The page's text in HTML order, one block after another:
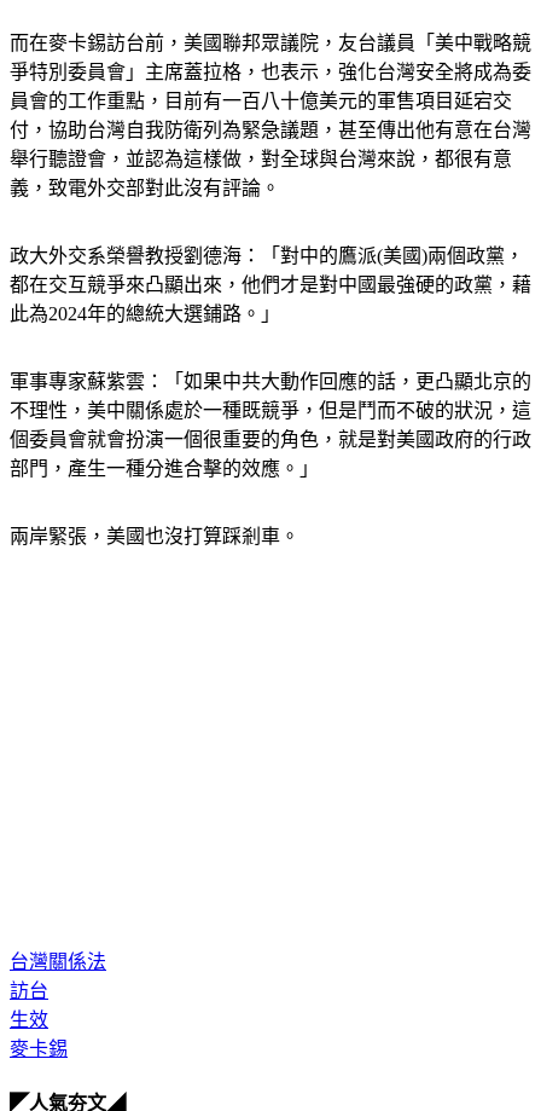
而在麥卡錫訪台前，美國聯邦眾議院，友台議員「美中戰略競
爭特別委員會」主席蓋拉格，也表示，強化台灣安全將成為委
員會的工作重點，目前有一百八十億美元的軍售項目延宕交
付，協助台灣自我防衛列為緊急議題，甚至傳出他有意在台灣
舉行聽證會，並認為這樣做，對全球與台灣來說，都很有意
義，致電外交部對此沒有評論。
政大外交系榮譽教授劉德海：「對中的鷹派(美國)兩個政黨，
都在交互競爭來凸顯出來，他們才是對中國最強硬的政黨，藉
此為2024年的總統大選鋪路。」
軍事專家蘇紫雲：「如果中共大動作回應的話，更凸顯北京的
不理性，美中關係處於一種既競爭，但是鬥而不破的狀況，這
個委員會就會扮演一個很重要的角色，就是對美國政府的行政
部門，產生一種分進合擊的效應。」
兩岸緊張，美國也沒打算踩剎車。
台灣關係法
訪台
生效
麥卡錫
◤人氣夯文◢